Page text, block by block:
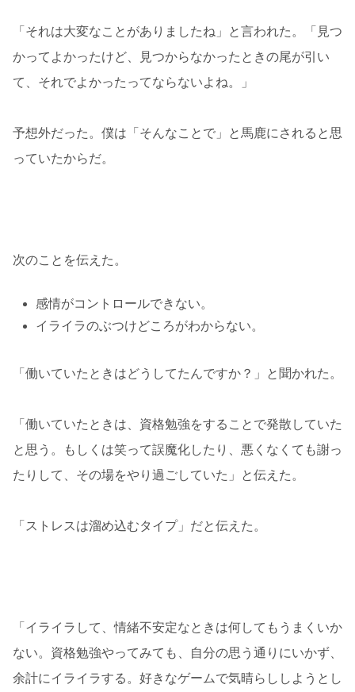
「それは大変なことがありましたね」と言われた。「見つ
かってよかったけど、見つからなかったときの尾が引い
て、それでよかったってならないよね。」
予想外だった。僕は「そんなことで」と馬鹿にされると思
っていたからだ。
次のことを伝えた。
感情がコントロールできない。
イライラのぶつけどころがわからない。
「働いていたときはどうしてたんですか？」と聞かれた。
「働いていたときは、資格勉強をすることで発散していた
と思う。もしくは笑って誤魔化したり、悪くなくても謝っ
たりして、その場をやり過ごしていた」と伝えた。
「ストレスは溜め込むタイプ」だと伝えた。
「イライラして、情緒不安定なときは何してもうまくいか
ない。資格勉強やってみても、自分の思う通りにいかず、
余計にイライラする。好きなゲームで気晴らししようとし